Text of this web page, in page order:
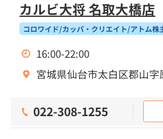
カルビ大将 名取大橋店
コロワイド/カッパ・クリエイト/アトム株
16:00-22:00
宮城県仙台市太白区郡山字
022-308-1255